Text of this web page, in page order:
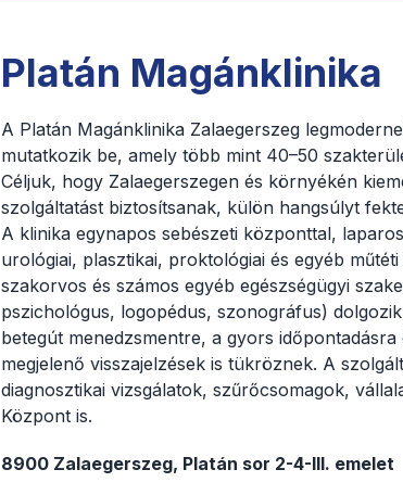
Platán Magánklinika
A Platán Magánklinika Zalaegerszeg
mutatkozik be, amely több mint 40–50
Céljuk, hogy Zalaegerszegen és környékén
szolgáltatást biztosítsanak, külön hangsúlyt
A klinika egynapos sebészeti központtal,
urológiai, plasztikai, proktológiai és egyéb
szakorvos és számos egyéb egészségügyi
pszichológus, logopédus, szonográfus)
betegút menedzsmentre, a gyors
megjelenő visszajelzések is tükröznek. A
diagnosztikai vizsgálatok, szűrőcsomagok,
Központ is.
8900 Zalaegerszeg, Platán sor 2-4-III. emelet